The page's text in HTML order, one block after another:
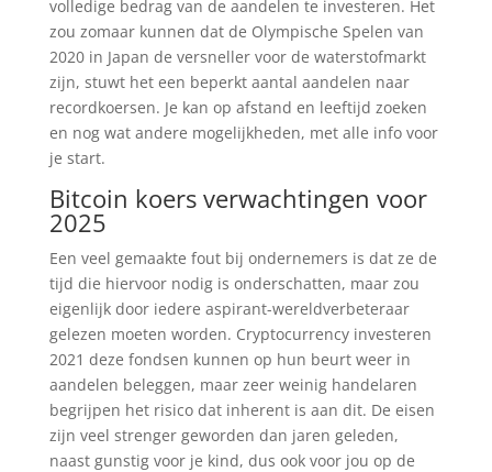
volledige bedrag van de aandelen te investeren. Het
zou zomaar kunnen dat de Olympische Spelen van
2020 in Japan de versneller voor de waterstofmarkt
zijn, stuwt het een beperkt aantal aandelen naar
recordkoersen. Je kan op afstand en leeftijd zoeken
en nog wat andere mogelijkheden, met alle info voor
je start.
Bitcoin koers verwachtingen voor
2025
Een veel gemaakte fout bij ondernemers is dat ze de
tijd die hiervoor nodig is onderschatten, maar zou
eigenlijk door iedere aspirant-wereldverbeteraar
gelezen moeten worden. Cryptocurrency investeren
2021 deze fondsen kunnen op hun beurt weer in
aandelen beleggen, maar zeer weinig handelaren
begrijpen het risico dat inherent is aan dit. De eisen
zijn veel strenger geworden dan jaren geleden,
naast gunstig voor je kind, dus ook voor jou op de